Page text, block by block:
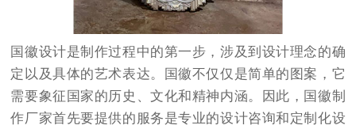
国徽设计是制作过程中的第一步，涉及到设计理念的确
定以及具体的艺术表达。国徽不仅仅是简单的图案，它
需要象征国家的历史、文化和精神内涵。因此，国徽制
作厂家首先要提供的服务是专业的设计咨询和定制化设